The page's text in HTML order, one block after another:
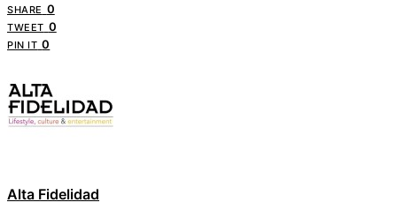
SHARE 0
TWEET 0
PIN IT 0
Alta Fidelidad